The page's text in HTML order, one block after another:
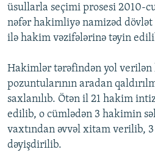
üsullarla seçimi prosesi 2010-
nəfər hakimliyə namizəd dövlət
ilə hakim vəzifələrinə təyin
Hakimlər tərəfindən yol verilən
pozuntularının aradan
saxlanılıb. Ötən il 21 hakim
edilib, o cümlədən 3 hakimin
vaxtından əvvəl xitam verilib,
dəyişdirilib.